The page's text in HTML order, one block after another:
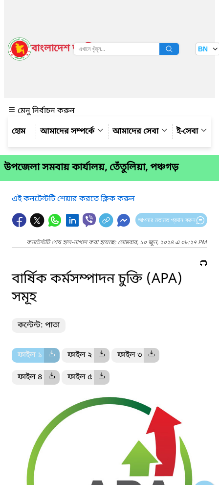
বাংলাদেশ জাতীয় তথ্য বাতায়ন BN
মেনু নির্বাচন করুন
আমাদের সম্পর্কে
আমাদের সেবা ই-সেবা
উপ‌জেলা সমবায় কার্যালয়, তেঁতুলিয়া, পঞ্চগড়
এই কনটেন্টটি শেয়ার করতে ক্লিক করুন
আপনার মতামত প্রদান করুন
কনটেন্টটি শেষ হাল-নাগাদ করা হয়েছে: সোমবার, ১০ জুন, ২০২৪ এ ০৮:২৭ PM
বার্ষিক কর্মসম্পাদন চুক্তি (APA)
সমূহ
কন্টেন্ট: পাতা
ফাইল ১ ফাইল ২ ফাইল ৩
ফাইল ৪ ফাইল ৫